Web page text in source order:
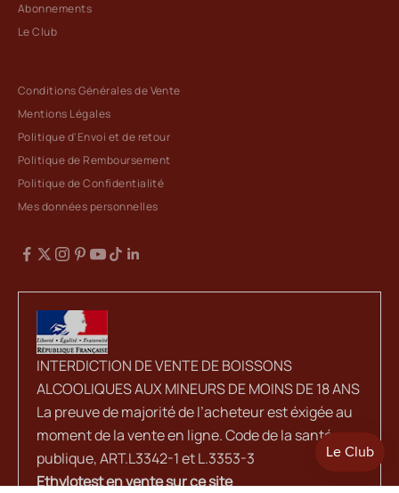
Abonnements
Le Club
Conditions Générales de Vente
Mentions Légales
Politique d'Envoi et de retour
Politique de Remboursement
Politique de Confidentialité
Mes données personnelles
INTERDICTION DE VENTE DE BOISSONS
ALCOOLIQUES AUX MINEURS DE MOINS DE 18 ANS
La preuve de majorité de l’acheteur est éxigée au
moment de la vente en ligne. Code de la santé
publique, ART.L3342-1 et L.3353-3
Ethylotest en vente sur ce site